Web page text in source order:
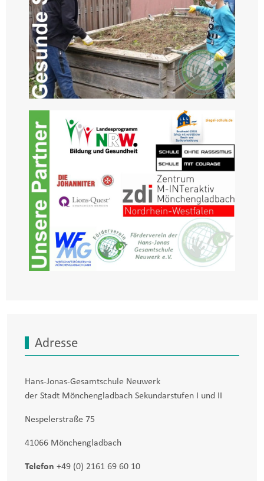
Adresse
Hans-Jonas-Gesamtschule Neuwerk
der Stadt Mönchengladbach Sekundarstufen I und II
Nespelerstraße 75
41066 Mönchengladbach
Telefon +49 (0) 2161 69 60 10